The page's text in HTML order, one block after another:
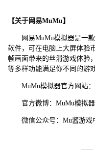
【关于网易MuMu】
网易MuMu模拟器是一款
软件，可在电脑上大屏体验
帧画面带来的丝滑游戏体验
等多样功能满足你不同的游
MuMu模拟器官方网站：
官方微博：MuMu模拟器
微信公众号：Mu酱游戏